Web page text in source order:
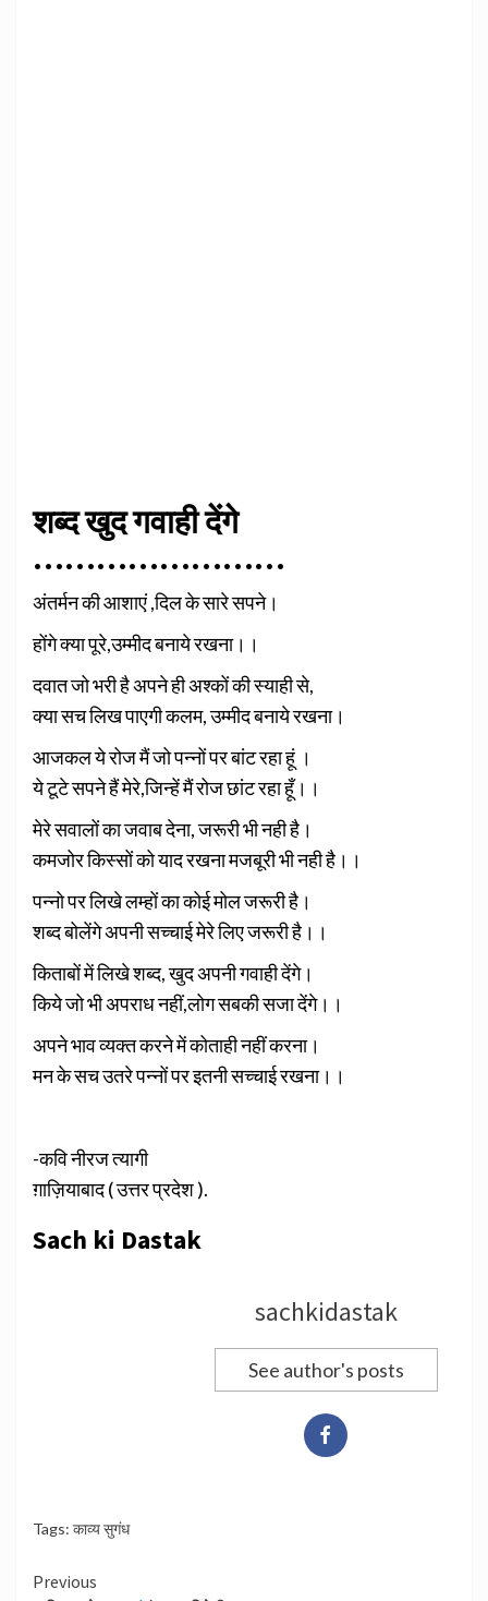
शब्द खुद गवाही देंगे
……………………
अंतर्मन की आशाएं ,दिल के सारे सपने।
होंगे क्या पूरे,उम्मीद बनाये रखना।।
दवात जो भरी है अपने ही अश्कों की स्याही से,
क्या सच लिख पाएगी कलम, उम्मीद बनाये रखना।
आजकल ये रोज मैं जो पन्नों पर बांट रहा हूं ।
ये टूटे सपने हैं मेरे,जिन्हें मैं रोज छांट रहा हूँ।।
मेरे सवालों का जवाब देना, जरूरी भी नही है।
कमजोर किस्सों को याद रखना मजबूरी भी नही है।।
पन्नो पर लिखे लम्हों का कोई मोल जरूरी है।
शब्द बोलेंगे अपनी सच्चाई मेरे लिए जरूरी है।।
किताबों में लिखे शब्द, खुद अपनी गवाही देंगे।
किये जो भी अपराध नहीं,लोग सबकी सजा देंगे।।
अपने भाव व्यक्त करने में कोताही नहीं करना।
मन के सच उतरे पन्नों पर इतनी सच्चाई रखना।।
-कवि नीरज त्यागी
ग़ाज़ियाबाद ( उत्तर प्रदेश ).
Sach ki Dastak
sachkidastak
See author's posts
Tags: काव्य सुगंध
Continue
Previous